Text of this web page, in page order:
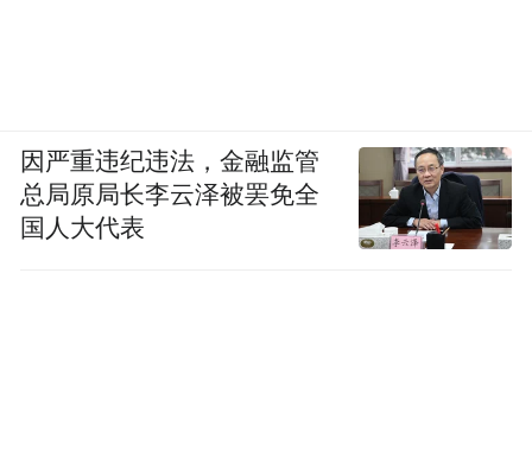
因严重违纪违法，金融监管
总局原局长李云泽被罢免全
国人大代表